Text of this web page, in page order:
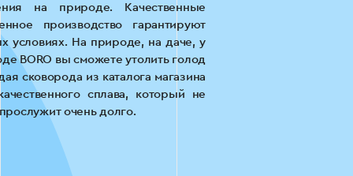
на природе. Качественные
производство гарантируют
условиях. На природе, на даче, у
BORO вы сможете утолить голод
сковорода из каталога магазина
сплава, который не
очень долго.
сложная и конкурентная. Тем